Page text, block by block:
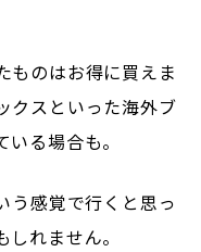
ものはお得に買えま
クスといった海外ブ
る場合も。
う感覚で行くと思っ
れません。